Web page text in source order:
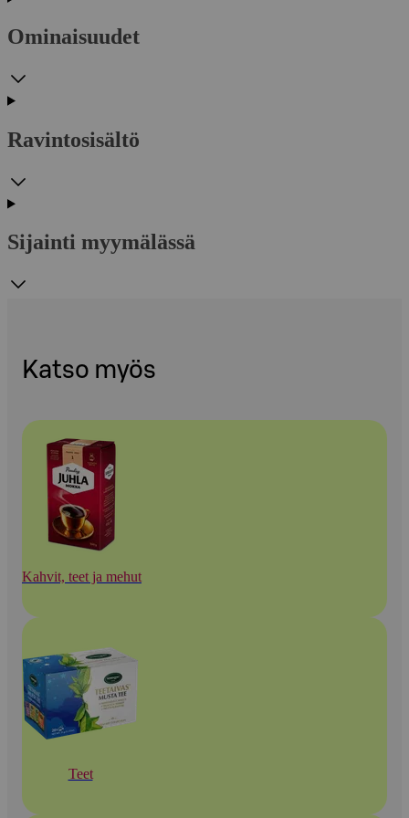
Ominaisuudet
Ravintosisältö
Sijainti myymälässä
Katso myös
Kahvit, teet ja mehut
Teet